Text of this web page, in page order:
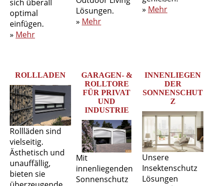
sich überall
optimal
einfügen.
» Mehr
Lösungen.
» Mehr
» Mehr
ROLLLADEN
Rollläden sind
vielseitig.
Ästhetisch und
unauffällig,
bieten sie
GARAGEN- &
ROLLTORE
FÜR PRIVAT
UND
INDUSTRIE
Mit
innenliegenden
Sonnenschutz
INNENLIEGEN
DER
SONNENSCHUT
Z
Unsere
Insektenschutz
Lösungen